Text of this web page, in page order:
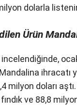
dolarla
Ürün
incelendiğinde,
ihracatı
milyon doları
ve 88,8